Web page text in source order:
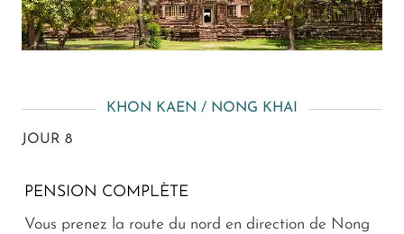
KHON KAEN / NONG KHAI
JOUR 8
PENSION COMPLÈTE
Vous prenez la route du nord en direction de Nong